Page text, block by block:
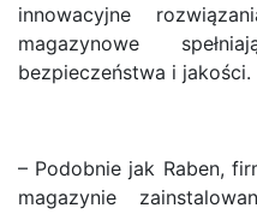
innowacyjne
magazynowe
bezpieczeństwa i jakości.
– Podobnie jak Raben,
magazynie